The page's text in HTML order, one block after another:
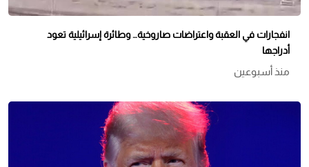
انفجارات في العقبة واعتراضات صاروخية… وطائرة إسرائيلية تعود
أدراجها
منذ أسبوعين